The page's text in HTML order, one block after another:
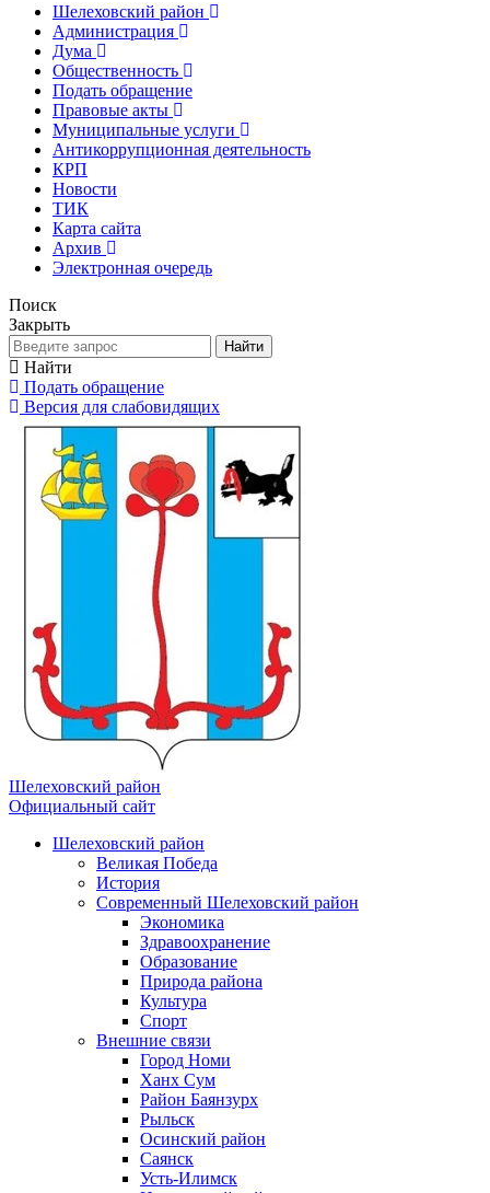
Шелеховский район
Администрация
Дума
Общественность
Подать обращение
Правовые акты
Муниципальные услуги
Антикоррупционная деятельность
КРП
Новости
ТИК
Карта сайта
Архив
Электронная очередь
Поиск
Закрыть
Найти
Найти
Подать обращение
Версия для слабовидящих
Шелеховский район
Официальный сайт
Шелеховский район
Великая Победа
История
Современный Шелеховский район
Экономика
Здравоохранение
Образование
Природа района
Культура
Спорт
Внешние связи
Город Номи
Ханх Сум
Район Баянзурх
Рыльск
Осинский район
Саянск
Усть-Илимск